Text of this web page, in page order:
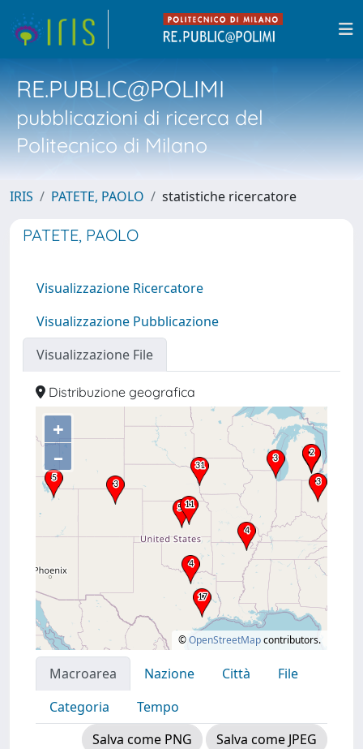
RE.PUBLIC@POLIMI
pubblicazioni di ricerca del
Politecnico di Milano
IRIS PATETE, PAOLO statistiche ricercatore
PATETE, PAOLO
Visualizzazione Ricercatore
Visualizzazione Pubblicazione
Visualizzazione File
Distribuzione geografica
+
–
©OpenStreetMapcontributors.
Macroarea Nazione Città
File
Categoria
Tempo
Salva come PNG
Salva come JPEG